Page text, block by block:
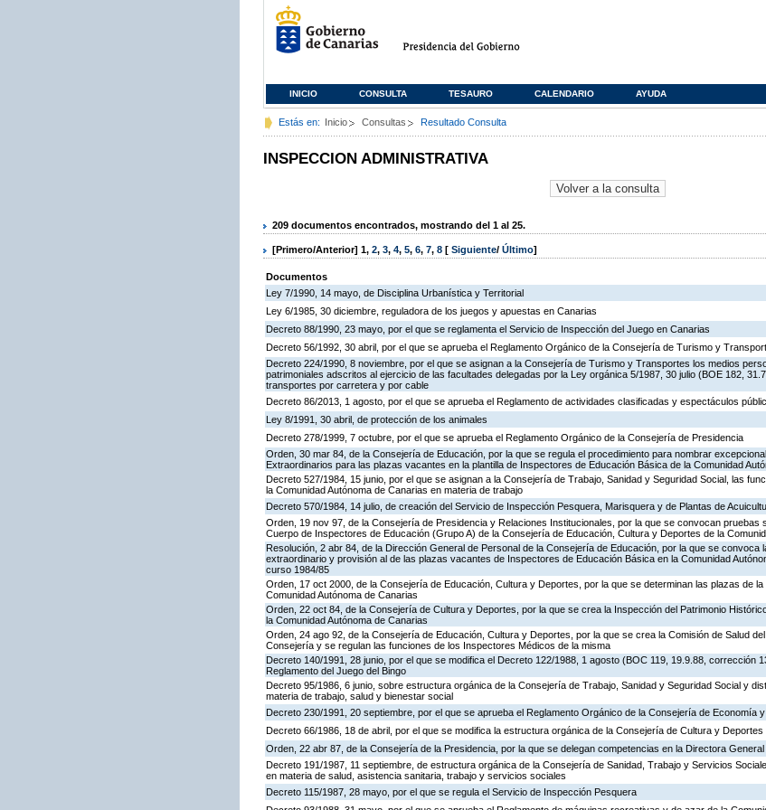
INICIO CONSULTA TESAURO CALENDARIO AYUDA
Estás en: Inicio Consultas Resultado Consulta
INSPECCION ADMINISTRATIVA
209 documentos encontrados, mostrando del 1 al 25.
[Primero/Anterior] 1, 2, 3, 4, 5, 6, 7, 8 [ Siguiente/ Último]
Documentos
Ley 7/1990, 14 mayo, de Disciplina Urbanística y Territorial
Ley 6/1985, 30 diciembre, reguladora de los juegos y apuestas en Canarias
Decreto 88/1990, 23 mayo, por el que se reglamenta el Servicio de Inspección del Juego en Canarias
Decreto 56/1992, 30 abril, por el que se aprueba el Reglamento Orgánico de la Consejería de Turismo y
Decreto 224/1990, 8 noviembre, por el que se asignan a la Consejería de Turismo y Transportes los medios
patrimoniales adscritos al ejercicio de las facultades delegadas por la Ley orgánica 5/1987, 30 julio (BOE 182,
transportes por carretera y por cable
Decreto 86/2013, 1 agosto, por el que se aprueba el Reglamento de actividades clasificadas y espectáculos
Ley 8/1991, 30 abril, de protección de los animales
Decreto 278/1999, 7 octubre, por el que se aprueba el Reglamento Orgánico de la Consejería de Presidencia
Orden, 30 mar 84, de la Consejería de Educación, por la que se regula el procedimiento para nombrar
Extraordinarios para las plazas vacantes en la plantilla de Inspectores de Educación Básica de la Comunidad
Decreto 527/1984, 15 junio, por el que se asignan a la Consejería de Trabajo, Sanidad y Seguridad Social, las
la Comunidad Autónoma de Canarias en materia de trabajo
Decreto 570/1984, 14 julio, de creación del Servicio de Inspección Pesquera, Marisquera y de Plantas de
Orden, 19 nov 97, de la Consejería de Presidencia y Relaciones Institucionales, por la que se convocan pruebas
Cuerpo de Inspectores de Educación (Grupo A) de la Consejería de Educación, Cultura y Deportes de la
Resolución, 2 abr 84, de la Dirección General de Personal de la Consejería de Educación, por la que se convoca
extraordinario y provisión al de las plazas vacantes de Inspectores de Educación Básica en la Comunidad
curso 1984/85
Orden, 17 oct 2000, de la Consejería de Educación, Cultura y Deportes, por la que se determinan las plazas de
Comunidad Autónoma de Canarias
Orden, 22 oct 84, de la Consejería de Cultura y Deportes, por la que se crea la Inspección del Patrimonio
la Comunidad Autónoma de Canarias
Orden, 24 ago 92, de la Consejería de Educación, Cultura y Deportes, por la que se crea la Comisión de Salud
Consejería y se regulan las funciones de los Inspectores Médicos de la misma
Decreto 140/1991, 28 junio, por el que se modifica el Decreto 122/1988, 1 agosto (BOC 119, 19.9.88, corrección
Reglamento del Juego del Bingo
Decreto 95/1986, 6 junio, sobre estructura orgánica de la Consejería de Trabajo, Sanidad y Seguridad Social y
materia de trabajo, salud y bienestar social
Decreto 230/1991, 20 septiembre, por el que se aprueba el Reglamento Orgánico de la Consejería de Economía
Decreto 66/1986, 18 de abril, por el que se modifica la estructura orgánica de la Consejería de Cultura y Deportes
Orden, 22 abr 87, de la Consejería de la Presidencia, por la que se delegan competencias en la Directora
Decreto 191/1987, 11 septiembre, de estructura orgánica de la Consejería de Sanidad, Trabajo y Servicios
en materia de salud, asistencia sanitaria, trabajo y servicios sociales
Decreto 115/1987, 28 mayo, por el que se regula el Servicio de Inspección Pesquera